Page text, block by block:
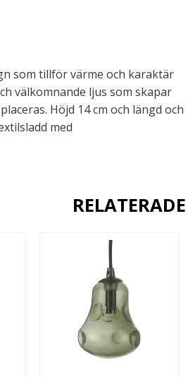
som tillför värme och karaktär
välkomnande ljus som skapar
Höjd 14 cm och längd och
med